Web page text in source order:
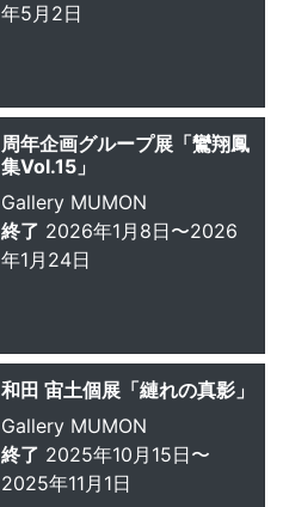
年5月2日
周年企画グループ展「鸞翔鳳
集Vol.15」
Gallery MUMON
終了 2026年1月8日〜2026
年1月24日
和田 宙土個展「縺れの真影」
Gallery MUMON
終了 2025年10月15日〜
2025年11月1日